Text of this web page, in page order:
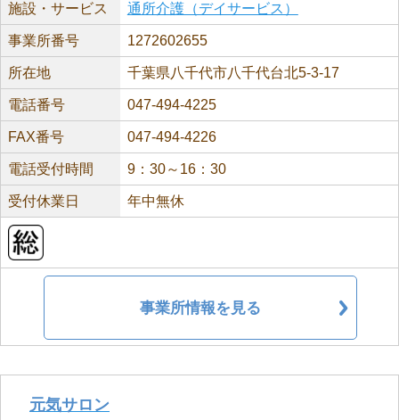
施設・サービス 通所介護（デイサービス）
事業所番号 1272602655
所在地 千葉県八千代市八千代台北5-3-17
電話番号 047-494-4225
FAX番号 047-494-4226
電話受付時間 9：30～16：30
受付休業日 年中無休
事業所情報を見る
元気サロン